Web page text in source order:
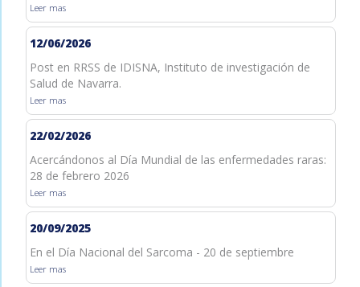
Leer mas
12/06/2026
Post en RRSS de IDISNA, Instituto de investigación de
Salud de Navarra.
Leer mas
22/02/2026
Acercándonos al Día Mundial de las enfermedades raras:
28 de febrero 2026
Leer mas
20/09/2025
En el Día Nacional del Sarcoma - 20 de septiembre
Leer mas